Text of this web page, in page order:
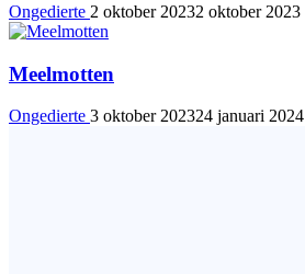
Ongedierte 2 oktober 20232 oktober 2023
Meelmotten
Ongedierte 3 oktober 202324 januari 2024